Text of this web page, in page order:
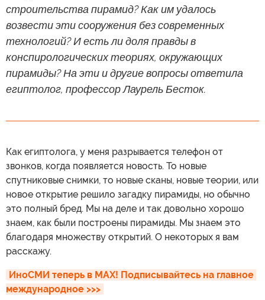
строительства пирамид? Как им удалось
возвести эти сооружения без современных
технологий? И есть ли доля правды в
конспирологических теориях, окружающих
пирамиды? На эти и другие вопросы ответила
египтолог, профессор Лаурель Бесток.
Как египтолога, у меня разрывается телефон от
звонков, когда появляется новость. То новые
спутниковые снимки, то новые сканы, новые теории, или
новое открытие решило загадку пирамиды, но обычно
это полный бред. Мы на деле и так довольно хорошо
знаем, как были построены пирамиды. Мы знаем это
благодаря множеству открытий. О некоторых я вам
расскажу.
ИноСМИ теперь в MAX! Подписывайтесь на главное
международное >>>